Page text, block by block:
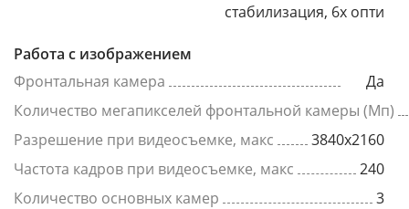
стабилизация, 6x опти
Работа с изображением
Фронтальная камера
Да
Количество мегапикселей фронтальной камеры (Мп)
Разрешение при видеосъемке, макс
3840x2160
Частота кадров при видеосъемке, макс
240
Количество основных камер
3